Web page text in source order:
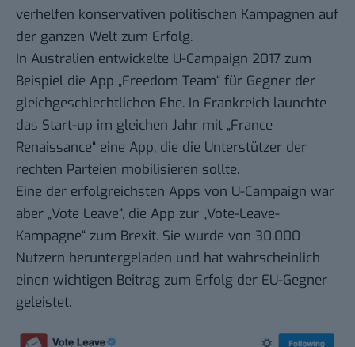
verhelfen konservativen politischen Kampagnen auf
der ganzen Welt zum Erfolg.
In Australien entwickelte U-Campaign 2017 zum
Beispiel die App „Freedom Team“ für Gegner der
gleichgeschlechtlichen Ehe. In Frankreich launchte
das Start-up im gleichen Jahr mit „France
Renaissance“ eine App, die die Unterstützer der
rechten Parteien mobilisieren sollte.
Eine der erfolgreichsten Apps von U-Campaign war
aber „Vote Leave“, die App zur „Vote-Leave-
Kampagne“ zum Brexit. Sie wurde von 30.000
Nutzern heruntergeladen und hat wahrscheinlich
einen wichtigen Beitrag zum Erfolg der EU-Gegner
geleistet.